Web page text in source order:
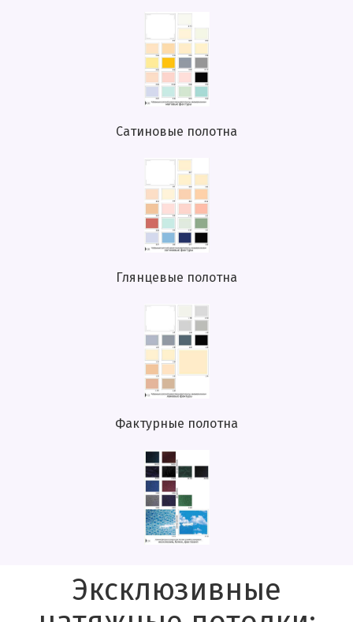
Сатиновые полотна
Глянцевые полотна
Фактурные полотна
Эксклюзивные